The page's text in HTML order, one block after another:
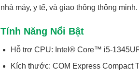
nhà máy, y tế, và giao thông thông minh.
Tính Năng Nổi Bật
Hỗ trợ CPU: Intel® Core™ i5-
Kích thước: COM Express Compact